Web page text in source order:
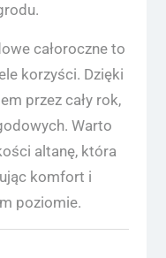
całoroczne to
korzyści. Dzięki
przez cały rok,
Warto
altanę, która
komfort i
poziomie.